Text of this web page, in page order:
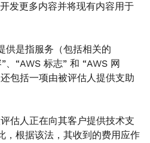
发更多内容并将现有内容用于
供是指服务（包括相关的
、“AWS 标志” 和 “AWS 网
包括一项由被评估人提供支助
估人正在向其客户提供技术支
，根据该法，其收到的费用应作